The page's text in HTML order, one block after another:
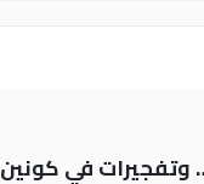
وتفجيرات في كونين